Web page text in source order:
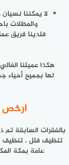
لا يمكننا
والمظلات
فلدينا فريق
هكذا عميلنا
لها بجميع أحياء
ارخص
بالفقرات السابقة
تنظيف فلل ، تنظيف
عامة بمكة